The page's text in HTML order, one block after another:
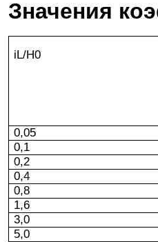
Значения
iL/H0
0,05
0,1
0,2
0,4
0,8
1,6
3,0
5,0